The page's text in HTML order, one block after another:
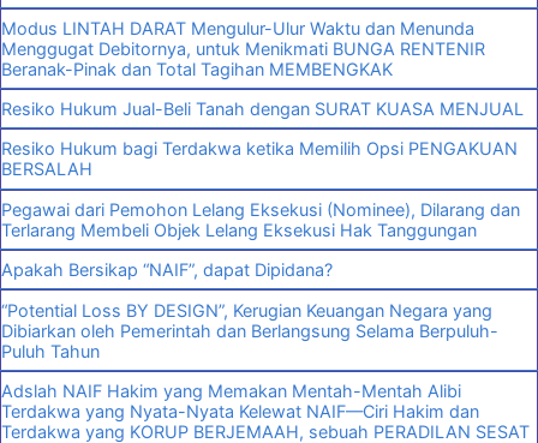
Modus LINTAH DARAT Mengulur-Ulur Waktu dan Menunda
Menggugat Debitornya, untuk Menikmati BUNGA RENTENIR
Beranak-Pinak dan Total Tagihan MEMBENGKAK
Resiko Hukum Jual-Beli Tanah dengan SURAT KUASA MENJUAL
Resiko Hukum bagi Terdakwa ketika Memilih Opsi PENGAKUAN
BERSALAH
Pegawai dari Pemohon Lelang Eksekusi (Nominee), Dilarang dan
Terlarang Membeli Objek Lelang Eksekusi Hak Tanggungan
Apakah Bersikap “NAIF”, dapat Dipidana?
“Potential Loss BY DESIGN”, Kerugian Keuangan Negara yang
Dibiarkan oleh Pemerintah dan Berlangsung Selama Berpuluh-
Puluh Tahun
Adslah NAIF Hakim yang Memakan Mentah-Mentah Alibi
Terdakwa yang Nyata-Nyata Kelewat NAIF—Ciri Hakim dan
Terdakwa yang KORUP BERJEMAAH, sebuah PERADILAN SESAT